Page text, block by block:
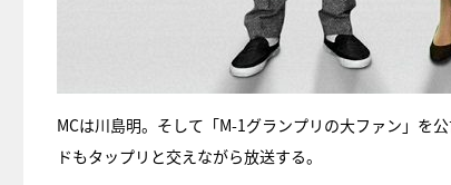
MCは川島明。そして「M-1グランプリの大ファン」を
ドもタップリと交えながら放送する。